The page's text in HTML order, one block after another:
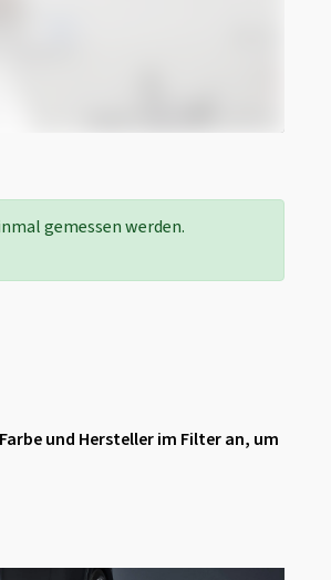
gemessen werden.
und Hersteller im Filter an, um